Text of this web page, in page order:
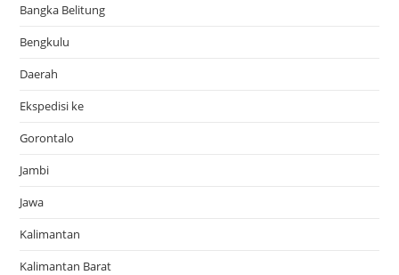
Bangka Belitung
Bengkulu
Daerah
Ekspedisi ke
Gorontalo
Jambi
Jawa
Kalimantan
Kalimantan Barat